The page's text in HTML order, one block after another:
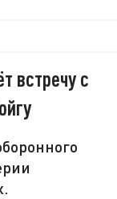
встречу с